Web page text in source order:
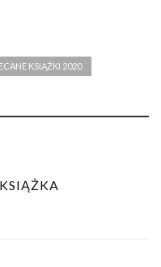
KSIĄŻKI 2020